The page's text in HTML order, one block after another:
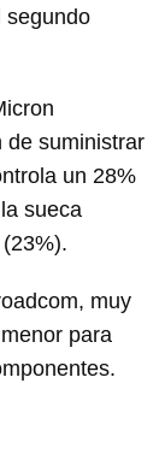
segundo
de suministrar
un 28%
sueca
muy
para